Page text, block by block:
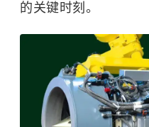
的关键时刻。